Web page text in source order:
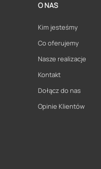
O NAS
Kim jesteśmy
Co oferujemy
Nasze realizacje
Kontakt
Dołącz do nas
Opinie Klientów